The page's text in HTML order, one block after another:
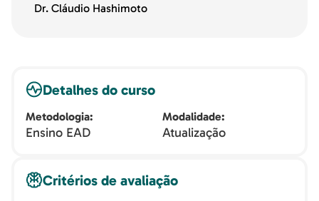
Dr. Cláudio Hashimoto
Detalhes do curso
Metodologia
Ensino EAD
Modalidade
Atualização
Critérios de avaliação